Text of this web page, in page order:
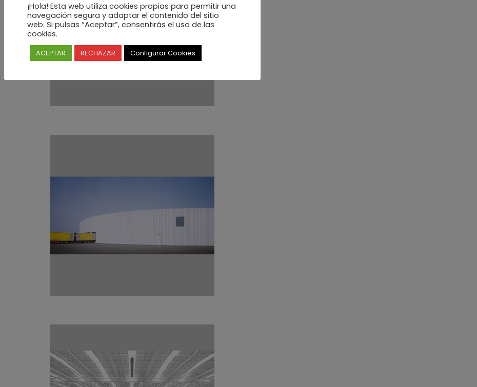
¡Hola! Esta web utiliza cookies propias para permitir una
navegación segura y adaptar el contenido del sitio
web. Si pulsas “Aceptar”, consentirás el uso de las
cookies.
ACEPTAR RECHAZAR Configurar Cookies